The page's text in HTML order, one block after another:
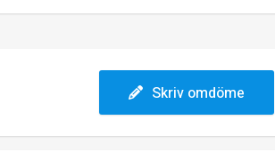
Skriv omdöme